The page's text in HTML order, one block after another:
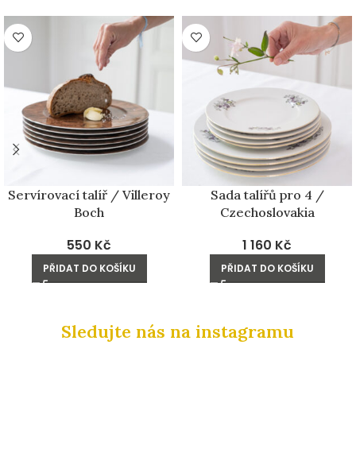
Servírovací talíř / Villeroy
Boch
550 Kč
PŘIDAT DO KOŠÍKU
Sada talířů pro 4 /
Czechoslovakia
1 160 Kč
PŘIDAT DO KOŠÍKU
Sledujte nás na instagramu